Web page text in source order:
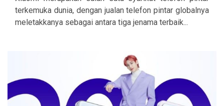
terkemuka dunia, dengan jualan telefon pintar globalnya
meletakkanya sebagai antara tiga jenama terbaik...